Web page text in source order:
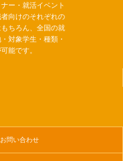
ー・就活イベント
向けのそれぞれの
ちろん、全国の就
対象学生・種類・
能です。
お問い合わせ